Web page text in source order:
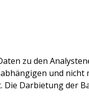
zu den
und nicht
Die Darbietung der